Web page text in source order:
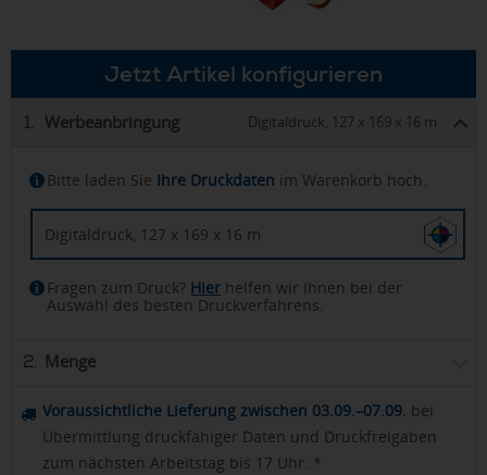
Jetzt Artikel konfigurieren
1. Werbeanbringung Digitaldruck, 127 x 169 x 16 m
Bitte laden Sie Ihre Druckdaten im Warenkorb hoch.
Digitaldruck, 127 x 169 x 16 m
Fragen zum Druck? Hier helfen wir Ihnen bei der
Auswahl des besten Druckverfahrens.
2. Menge
Voraussichtliche Lieferung zwischen 03.09.–07.09. bei
Übermittlung druckfähiger Daten und Druckfreigaben
zum nächsten Arbeitstag bis 17 Uhr. *